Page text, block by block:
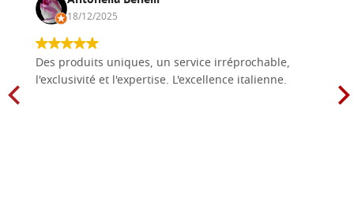
18/12/2025
Des produits uniques, un service irréprochable,
l'exclusivité et l'expertise. L'excellence italienne.